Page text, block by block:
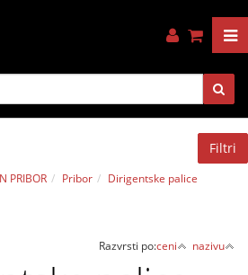
Filtri
PRIBOR Pribor Dirigentske palice
Razvrsti po:ceni nazivu